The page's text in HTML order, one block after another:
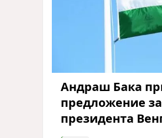
Андраш Бака
предложение
президента